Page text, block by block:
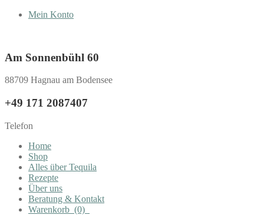
Mein Konto
Am Sonnenbühl 60
88709 Hagnau am Bodensee
+49 171 2087407
Telefon
Home
Shop
Alles über Tequila
Rezepte
Über uns
Beratung & Kontakt
Warenkorb (0)